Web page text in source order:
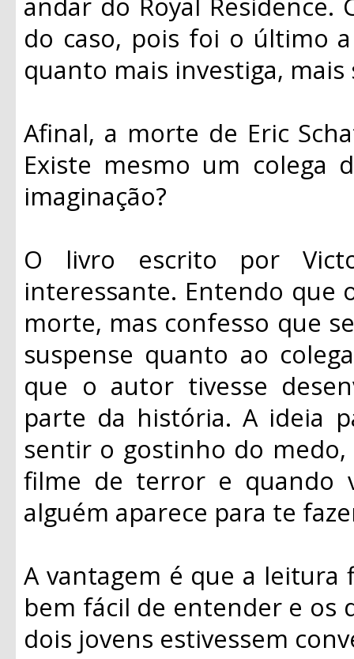
do caso, pois foi o último
quanto mais investiga,
Afinal, a morte de Eric
Existe mesmo um
imaginação?
O livro escrito por
interessante. Entendo que
morte, mas confesso que
suspense quanto ao
que o autor tivesse
parte da história. A ideia
sentir o gostinho do
filme de terror e quando
alguém aparece para te
A vantagem é que a
bem fácil de entender e os
dois jovens estivessem